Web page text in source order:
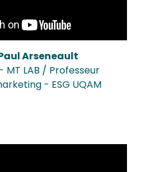
Arseneault
LAB / Professeur
- ESG UQAM